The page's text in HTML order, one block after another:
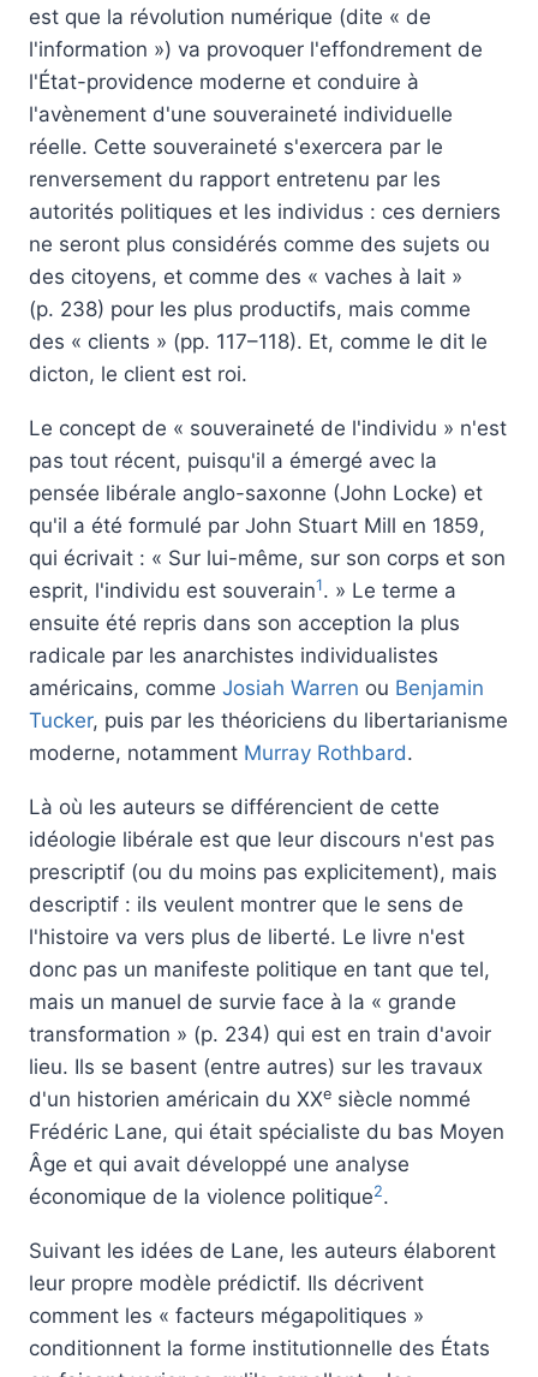
est que la révolution numérique (dite « de
l'information ») va provoquer l'effondrement de
l'État-providence moderne et conduire à
l'avènement d'une souveraineté individuelle
réelle. Cette souveraineté s'exercera par le
renversement du rapport entretenu par les
autorités politiques et les individus : ces derniers
ne seront plus considérés comme des sujets ou
des citoyens, et comme des « vaches à lait »
(p. 238) pour les plus productifs, mais comme
des « clients » (pp. 117–118). Et, comme le dit le
dicton, le client est roi.
Le concept de « souveraineté de l'individu » n'est
pas tout récent, puisqu'il a émergé avec la
pensée libérale anglo-saxonne (John Locke) et
qu'il a été formulé par John Stuart Mill en 1859,
qui écrivait : « Sur lui-même, sur son corps et son
esprit, l'individu est souverain1. » Le terme a
ensuite été repris dans son acception la plus
radicale par les anarchistes individualistes
américains, comme Josiah Warren ou Benjamin
Tucker, puis par les théoriciens du libertarianisme
moderne, notamment Murray Rothbard.
Là où les auteurs se différencient de cette
idéologie libérale est que leur discours n'est pas
prescriptif (ou du moins pas explicitement), mais
descriptif : ils veulent montrer que le sens de
l'histoire va vers plus de liberté. Le livre n'est
donc pas un manifeste politique en tant que tel,
mais un manuel de survie face à la « grande
transformation » (p. 234) qui est en train d'avoir
lieu. Ils se basent (entre autres) sur les travaux
d'un historien américain du XXe siècle nommé
Frédéric Lane, qui était spécialiste du bas Moyen
Âge et qui avait développé une analyse
économique de la violence politique2.
Suivant les idées de Lane, les auteurs élaborent
leur propre modèle prédictif. Ils décrivent
comment les « facteurs mégapolitiques »
conditionnent la forme institutionnelle des États